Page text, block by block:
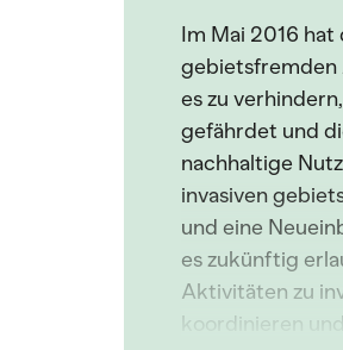
Im Mai 2016
gebietsfremden
es zu
gefährdet und
nachhaltige
invasiven
und eine
es zukünftig
Aktivitäten zu
koordinieren